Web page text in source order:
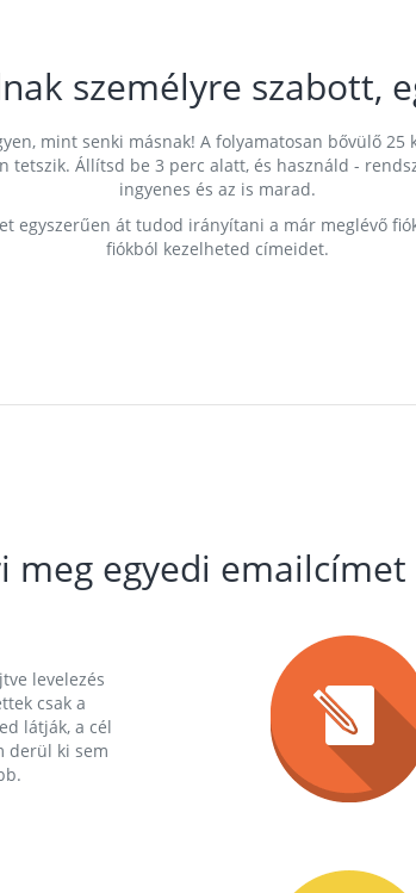
személyre szabott,
mint senki másnak! A folyamatosan bővülő
tetszik. Állítsd be 3 perc alatt, és használd -
ingyenes és az is marad.
egyszerűen át tudod irányítani a már meglévő
fiókból kezelheted címeidet.
meg egyedi emailcímet
levelezés
csak a
látják, a cél
derül ki sem